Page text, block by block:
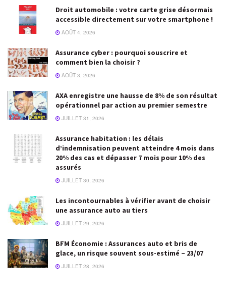
Droit automobile : votre carte grise désormais
accessible directement sur votre smartphone !
AOÛT 4, 2026
Assurance cyber : pourquoi souscrire et
comment bien la choisir ?
AOÛT 3, 2026
AXA enregistre une hausse de 8% de son résultat
opérationnel par action au premier semestre
JUILLET 31, 2026
Assurance habitation : les délais
d’indemnisation peuvent atteindre 4 mois dans
20% des cas et dépasser 7 mois pour 10% des
assurés
JUILLET 30, 2026
Les incontournables à vérifier avant de choisir
une assurance auto au tiers
JUILLET 29, 2026
BFM Économie : Assurances auto et bris de
glace, un risque souvent sous-estimé – 23/07
JUILLET 28, 2026